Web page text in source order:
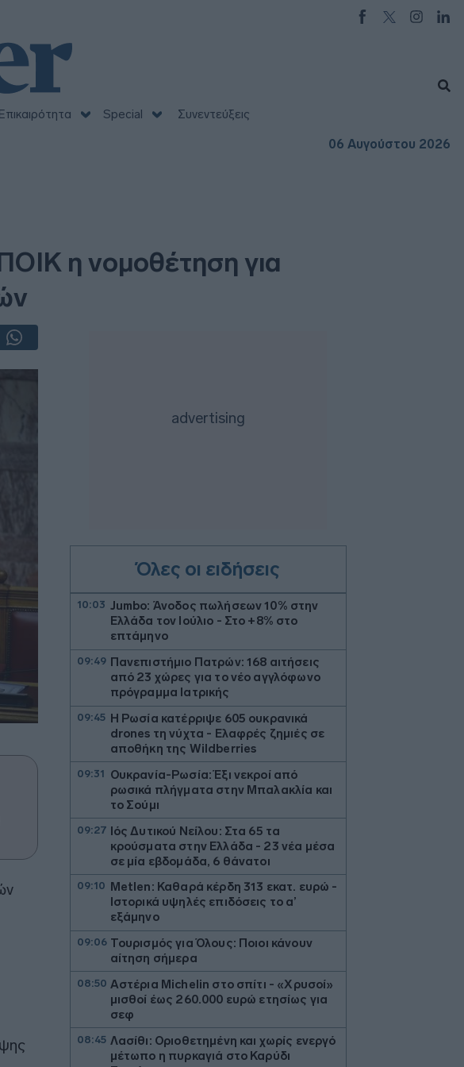
Επικαιρότητα Special
Συνεντεύξεις
06 Αυγούστου 2026
η νομοθέτηση για
Όλες οι ειδήσεις
10:03 Jumbo: Άνοδος πωλήσεων 10% στην
Ελλάδα τον Ιούλιο - Στο +8% στο
επτάμηνο
09:49 Πανεπιστήμιο Πατρών: 168 αιτήσεις
από 23 χώρες για το νέο αγγλόφωνο
πρόγραμμα Ιατρικής
09:45 H Ρωσία κατέρριψε 605 ουκρανικά
drones τη νύχτα - Ελαφρές ζημιές σε
αποθήκη της Wildberries
09:31 Ουκρανία-Ρωσία: Έξι νεκροί από
ρωσικά πλήγματα στην Μπαλακλία και
το Σούμι
09:27 Ιός Δυτικού Νείλου: Στα 65 τα
κρούσματα στην Ελλάδα - 23 νέα μέσα
σε μία εβδομάδα, 6 θάνατοι
09:10 Metlen: Καθαρά κέρδη 313 εκατ. ευρώ -
Ιστορικά υψηλές επιδόσεις το α’
εξάμηνο
09:06 Τουρισμός για Όλους: Ποιοι κάνουν
αίτηση σήμερα
08:50 Αστέρια Michelin στο σπίτι - «Χρυσοί»
μισθοί έως 260.000 ευρώ ετησίως για
σεφ
08:45 Λασίθι: Οριοθετημένη και χωρίς ενεργό
μέτωπο η πυρκαγιά στο Καρύδι